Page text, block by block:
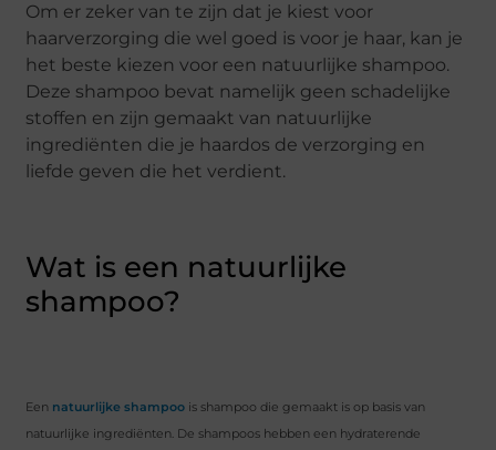
Om er zeker van te zijn dat je kiest voor
haarverzorging die wel goed is voor je haar, kan je
het beste kiezen voor een natuurlijke shampoo.
Deze shampoo bevat namelijk geen schadelijke
stoffen en zijn gemaakt van natuurlijke
ingrediënten die je haardos de verzorging en
liefde geven die het verdient.
Wat is een natuurlijke
shampoo?
Een natuurlijke shampoo is shampoo die gemaakt is op basis van
natuurlijke ingrediënten. De shampoos hebben een hydraterende